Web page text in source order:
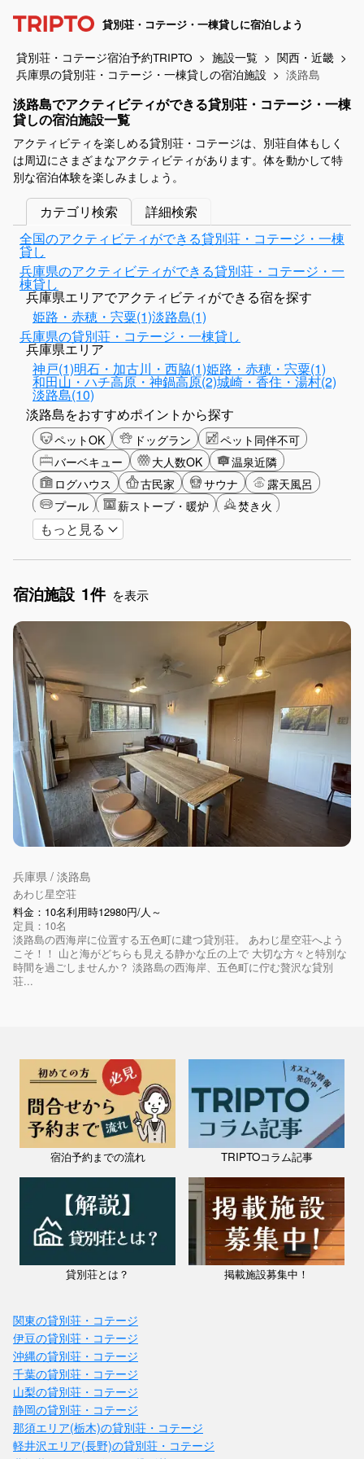
貸別荘・コテージ・一棟貸しに宿泊しよう
貸別荘・コテージ宿泊予約TRIPTO 施設一覧
関西・近畿
兵庫県の貸別荘・コテージ・一棟貸しの宿泊施設
淡路島
淡路島でアクティビティができる貸別荘・コテージ・一棟
貸しの宿泊施設一覧
アクティビティを楽しめる貸別荘・コテージは、別荘自体もしく
は周辺にさまざまなアクティビティがあります。体を動かして特
別な宿泊体験を楽しみましょう。
カテゴリ検索
詳細検索
全国のアクティビティができる貸別荘・コテージ・一棟
貸し
兵庫県のアクティビティができる貸別荘・コテージ・一
棟貸し
兵庫県エリアでアクティビティができる宿を探す
姫路・赤穂・宍粟(1)淡路島(1)
兵庫県の貸別荘・コテージ・一棟貸し
兵庫県エリア
神戸(1)明石・加古川・西脇(1)姫路・赤穂・宍粟(1)
和田山・ハチ高原・神鍋高原(2)城崎・香住・湯村(2)
淡路島(10)
淡路島をおすすめポイントから探す
ペットOK ドッグラン
ペット同伴不可
バーベキュー
大人数OK
温泉近隣
ログハウス
古民家 サウナ
露天風呂
プール
薪ストーブ・暖炉
焚き火
カップル
長期滞在
女子旅
もっと見る
宿泊施設 1件 を表示
兵庫県 / 淡路島
あわじ星空荘
料金：10名利用時12980円/人～
定員：10名
淡路島の西海岸に位置する五色町に建つ貸別荘。 あわじ星空荘へよう
こそ！！ 山と海がどちらも見える静かな丘の上で 大切な方々と特別な
時間を過ごしませんか？ 淡路島の西海岸、五色町に佇む贅沢な貸別
荘...
宿泊予約までの流れ TRIPTOコラム記事
貸別荘とは？ 掲載施設募集中！
関東の貸別荘・コテージ
伊豆の貸別荘・コテージ
沖縄の貸別荘・コテージ
千葉の貸別荘・コテージ
山梨の貸別荘・コテージ
静岡の貸別荘・コテージ
那須エリア(栃木)の貸別荘・コテージ
軽井沢エリア(長野)の貸別荘・コテージ